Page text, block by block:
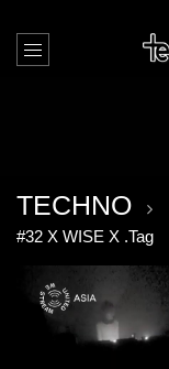
TECHNO
#32 X WISE X .Tag